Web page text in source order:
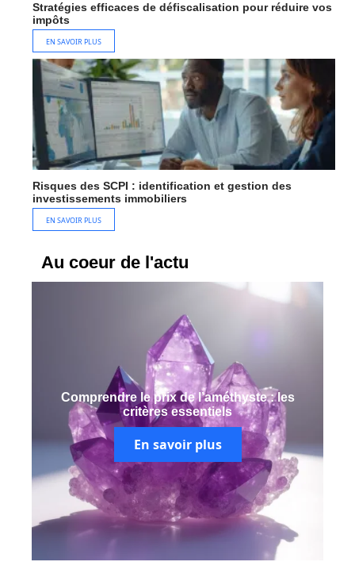
Stratégies efficaces de défiscalisation pour réduire vos
impôts
EN SAVOIR PLUS
Risques des SCPI : identification et gestion des
investissements immobiliers
EN SAVOIR PLUS
Au coeur de l'actu
Comprendre le prix de l’améthyste : les
critères essentiels
En savoir plus